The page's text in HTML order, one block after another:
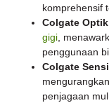
komprehensif
Colgate
gigi,
penggunaan
Colgate
penjagaan